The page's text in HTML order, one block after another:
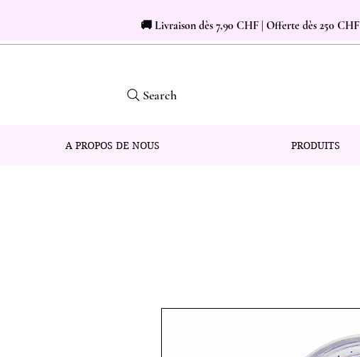
🚚 Livraison dès 7,90 CHF | Offerte dès 250 CHF
Search
A PROPOS DE NOUS PRODUITS